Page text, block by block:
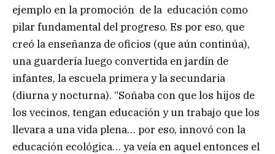
ejemplo en la promoción de la educación como
pilar fundamental del progreso. Es por eso, que
creó la enseñanza de oficios (que aún continúa),
una guardería luego convertida en jardín de
infantes, la escuela primera y la secundaria
(diurna y nocturna). “Soñaba con que los hijos de
los vecinos, tengan educación y un trabajo que los
llevara a una vida plena… por eso, innovó con la
educación ecológica… ya veía en aquel entonces el